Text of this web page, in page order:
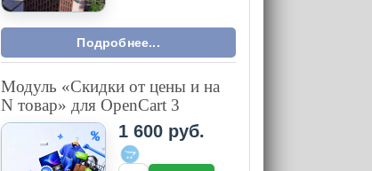
Подробнее...
Модуль «Скидки от цены и на
N товар» для OpenCart 3
1 600 руб.